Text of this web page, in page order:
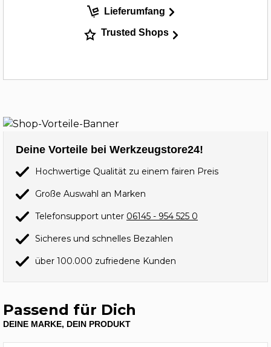
Lieferumfang
Trusted Shops
Deine Vorteile bei Werkzeugstore24!
Hochwertige Qualität zu einem fairen Preis
Große Auswahl an Marken
Telefonsupport unter 06145 - 954 525 0
Sicheres und schnelles Bezahlen
über 100.000 zufriedene Kunden
Passend für Dich
DEINE MARKE, DEIN PRODUKT